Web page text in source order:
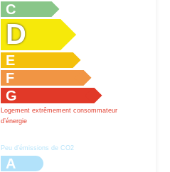
C
D
E
F
G
Logement extrêmement consommateur
d’énergie
Peu d’émissions de CO2
A